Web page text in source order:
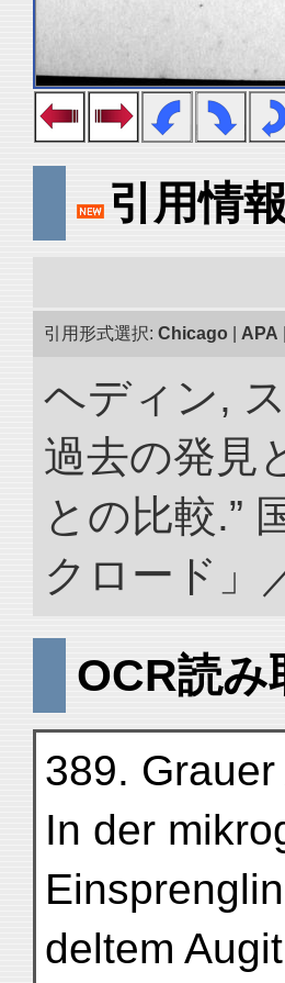
引用情報
引用形式選択: Chicago APA
ヘディン,
過去の発見
との比較.”
クロード」
OCR読み
389.
In der
deltem